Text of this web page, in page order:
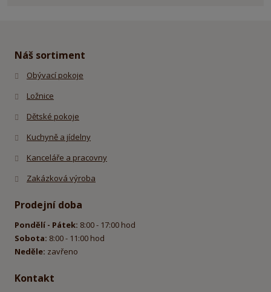
odeslat.
Náš sortiment
Obývací pokoje
Ložnice
Dětské pokoje
Kuchyně a jídelny
Kanceláře a pracovny
Zakázková výroba
Prodejní doba
Pondělí - Pátek: 8:00 - 17:00 hod
Sobota: 8:00 - 11:00 hod
Neděle: zavřeno
Kontakt